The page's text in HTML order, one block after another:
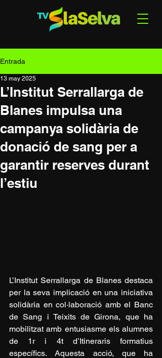
Entrada
L’Institut Serrallarga de
Blanes impulsa una
campanya solidària de
donació de sang per a
garantir reserves durant
l’estiu
13 may 2025
L’Institut Serrallarga de Blanes destaca
per la seva implicació en una iniciativa
solidària en col·laboració amb el Banc
de Sang i Teixits de Girona, que ha
mobilitzat amb entusiasme els alumnes
de 1r i 4t d’Itineraris formatius
específics. Aquesta acció, que ha